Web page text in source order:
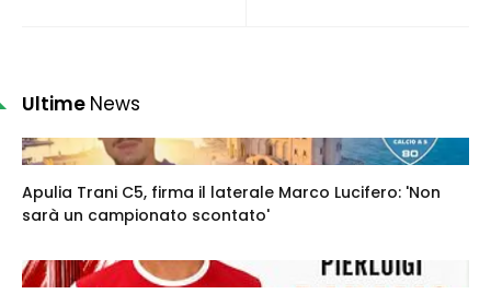
Ultime News
Apulia Trani C5, firma il laterale Marco Lucifero: 'Non
sarà un campionato scontato'